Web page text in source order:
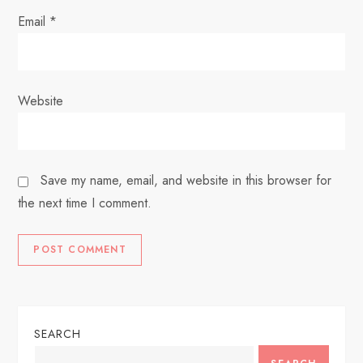
Email *
Website
Save my name, email, and website in this browser for
the next time I comment.
SEARCH